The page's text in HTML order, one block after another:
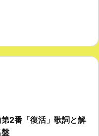
2番「復活」歌詞と解